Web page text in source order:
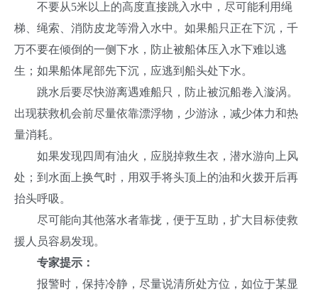
不要从5米以上的高度直接跳入水中，尽可能利用绳
梯、绳索、消防皮龙等滑入水中。如果船只正在下沉，千
万不要在倾倒的一侧下水，防止被船体压入水下难以逃
生；如果船体尾部先下沉，应逃到船头处下水。
跳水后要尽快游离遇难船只，防止被沉船卷入漩涡。
出现获救机会前尽量依靠漂浮物，少游泳，减少体力和热
量消耗。
如果发现四周有油火，应脱掉救生衣，潜水游向上风
处；到水面上换气时，用双手将头顶上的油和火拨开后再
抬头呼吸。
尽可能向其他落水者靠拢，便于互助，扩大目标使救
援人员容易发现。
专家提示：
报警时，保持冷静，尽量说清所处方位，如位于某显